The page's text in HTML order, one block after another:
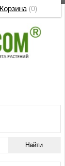
Корзина(0)